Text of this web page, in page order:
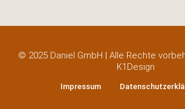
© 2025 Daniel GmbH | Alle Rechte
K1Design
Impressum